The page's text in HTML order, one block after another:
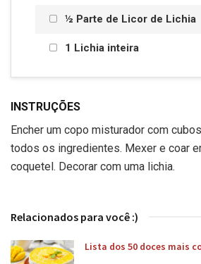
½ Parte de Licor de Lichia
1 Lichia inteira
INSTRUÇÕES
Encher um copo misturador com
todos os ingredientes. Mexer e coar
coquetel. Decorar com uma lichia.
Relacionados para você :)
Lista dos 50 doces mais